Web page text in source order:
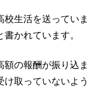
校生活を送っていま
かれています。
額の報酬が振り込ま
取っていないよう